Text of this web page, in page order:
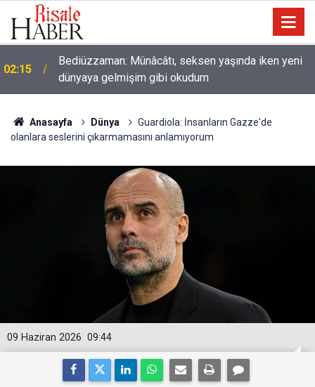
01:45
Nice binilen hayvan vardır ki, binicisinden daha
hayırlıdır
Anasayfa Dünya
Guardiola: İnsanların Gazze'de
olanlara seslerini çıkarmamasını anlamıyorum
09:44
09 Haziran 2026